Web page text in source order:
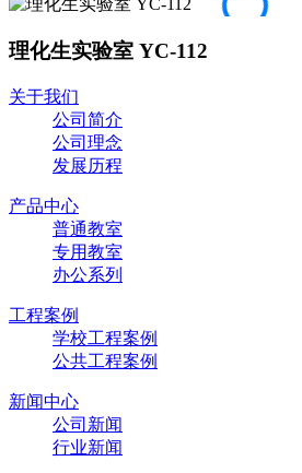
理化生实验室 YC-112
关于我们
公司简介
公司理念
发展历程
产品中心
普通教室
专用教室
办公系列
工程案例
学校工程案例
公共工程案例
新闻中心
公司新闻
行业新闻